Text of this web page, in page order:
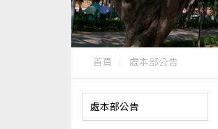
首頁 處本部公告
處本部公告